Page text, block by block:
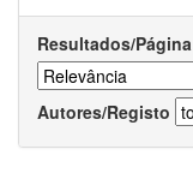
Resultados/Página
Autores/Registo